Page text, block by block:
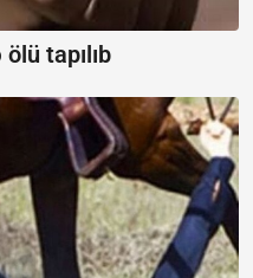
tapılıb